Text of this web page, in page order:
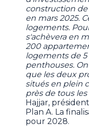
construction de
en mars 2025.
logements.
s'achèvera en
200
logements de
penthouses.
que les deux
situés en plein
près de tous les
Hajjar,
Plan A. La
pour 2028.